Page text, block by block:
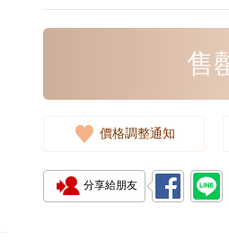
售
價格調整通知
分享給朋友